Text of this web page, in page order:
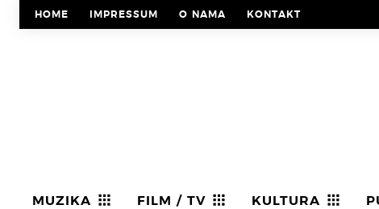
HOME IMPRESSUM O NAMA KONTAKT
MUZIKA FILM / TV KULTURA